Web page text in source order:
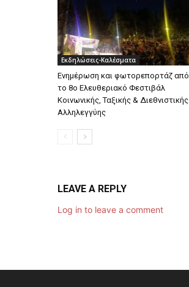
Εκδηλώσεις-Καλέσματα
Ενημέρωση και φωτορεπορτάζ από
το 8ο Ελευθεριακό Φεστιβάλ
Κοινωνικής, Ταξικής & Διεθνιστικής
Αλληλεγγύης
LEAVE A REPLY
Log in to leave a comment